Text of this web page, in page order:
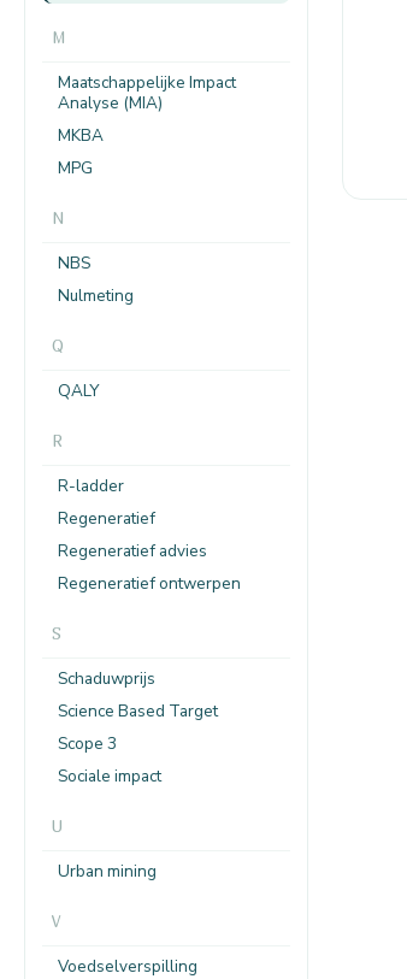
M
Maatschappelijke Impact
Analyse (MIA)
MKBA
MPG
N
NBS
Nulmeting
Q
QALY
R
R-ladder
Regeneratief
Regeneratief advies
Regeneratief ontwerpen
S
Schaduwprijs
Science Based Target
Scope 3
Sociale impact
U
Urban mining
V
Voedselverspilling